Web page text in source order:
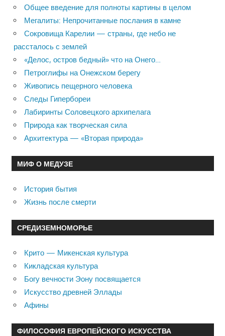
Общее введение для полноты картины в целом
Мегалиты: Непрочитанные послания в камне
Сокровища Карелии — страны, где небо не
рассталось с землей
«Делос, остров бедный» что на Онего…
Петроглифы на Онежском берегу
Живопись пещерного человека
Следы Гипербореи
Лабиринты Соловецкого архипелага
Природа как творческая сила
Архитектура — «Вторая природа»
МИФ О МЕДУЗЕ
История бытия
Жизнь после смерти
СРЕДИЗЕМНОМОРЬЕ
Крито — Микенская культура
Кикладская культура
Богу вечности Эону посвящается
Искусство древней Эллады
Афины
ФИЛОСОФИЯ ЕВРОПЕЙСКОГО ИСКУССТВА